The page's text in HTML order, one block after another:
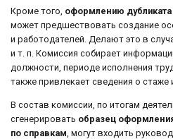
Кроме того, оформлению
может предшествовать создание
и работодателей. Делают это в
и т. п. Комиссия собирает
должности, периоде исполнения
также привлекает сведения о стаже
В состав комиссии, по итогам
сгенерировать образец
по справкам, могут входить